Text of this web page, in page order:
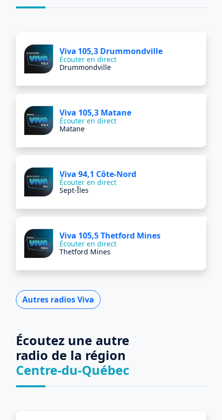
Viva 105,3 Drummondville
Écouter en direct
Drummondville
Viva 105,3 Matane
Écouter en direct
Matane
Viva 94,1 Côte-Nord
Écouter en direct
Sept-Îles
Viva 105,5 Thetford Mines
Écouter en direct
Thetford Mines
Autres radios Viva
Écoutez une autre
radio de la région
Centre-du-Québec